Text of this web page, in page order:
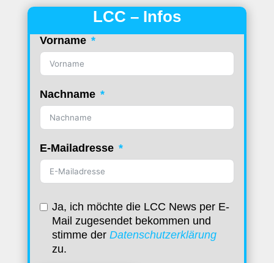
LCC – Infos
Vorname
Nachname
E-Mailadresse
Ja, ich möchte die LCC News per E-
Mail zugesendet bekommen und
stimme der Datenschutzerklärung
zu.